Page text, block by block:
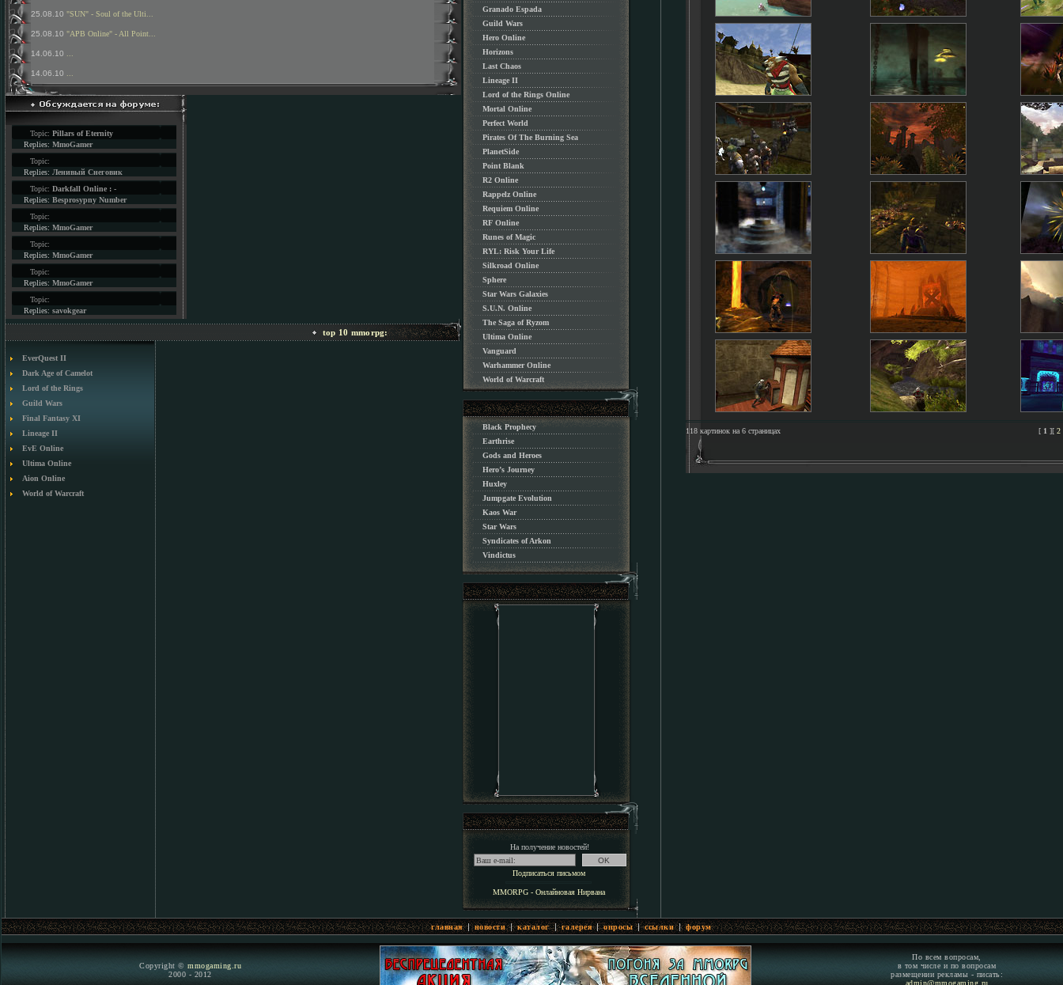
25.08.10 "SUN" - Soul of the Ulti...
25.08.10 "APB Online" - All Point...
14.06.10
14.06.10
Topic: Pillars of Eternity
Replies: MmoGamer
Topic:
Replies: Ленивый Снеговик
Topic: Darkfall Online : -
Replies: Besprosypny Number
Topic:
Replies: MmoGamer
Topic:
Replies: MmoGamer
Topic:
Replies: MmoGamer
Topic:
Replies: savokgear
top 10 mmorpg:
EverQuest II
Dark Age of Camelot
Lord of the Rings
Guild Wars
Final Fantasy XI
Lineage II
EvE Online
Ultima Online
Aion Online
World of Warcraft
Granado Espada
Guild Wars
Hero Online
Horizons
Last Chaos
Lineage II
Lord of the Rings Online
Mortal Online
Perfect World
Pirates Of The Burning Sea
PlanetSide
Point Blank
R2 Online
Rappelz Online
Requiem Online
RF Online
Runes of Magic
RYL: Risk Your Life
Silkroad Online
Sphere
Star Wars Galaxies
S.U.N. Online
The Saga of Ryzom
Ultima Online
Vanguard
Warhammer Online
World of Warcraft
Black Prophecy
Earthrise
Gods and Heroes
Hero’s Journey
Huxley
Jumpgate Evolution
Kaos War
Star Wars
Syndicates of Arkon
Vindictus
На получение новостей!
Подписаться письмом
MMORPG - Онлайновая Нирвана
118 картинок на 6 страницах [ 1 ][ 2
главная|новости|каталог|галерея|опросы|ссылки|форум
Copyright © mmogaming.ru
2000 - 2012
По всем вопросам,
в том числе и по вопросам
размещении рекламы - писать:
admin@mmogaming.ru